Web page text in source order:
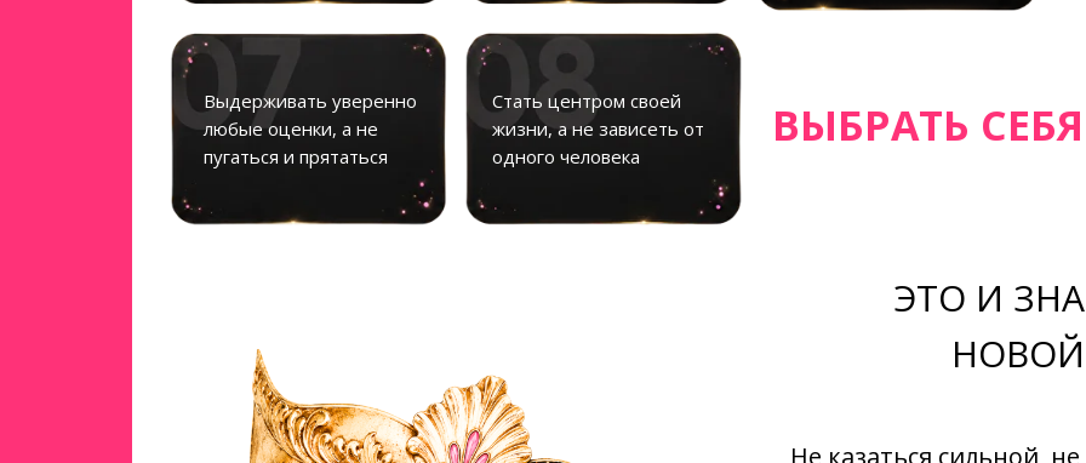
Выдерживать уверенно
любые оценки, а не
пугаться и прятаться
Стать центром своей
жизни, а не зависеть от
одного человека
ВЫБРАТЬ
ЭТО И
Не казаться сильной,